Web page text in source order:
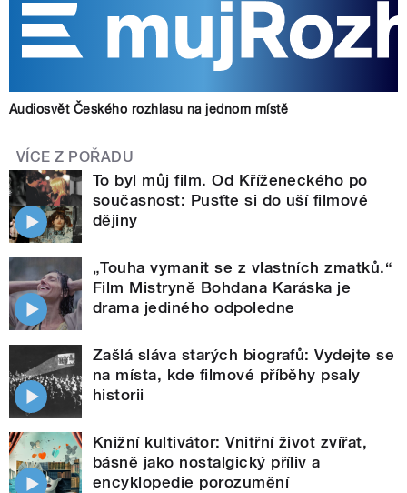
Audiosvět Českého rozhlasu na jednom místě
VÍCE Z POŘADU
To byl můj film. Od Kříženeckého po
současnost: Pusťte si do uší filmové
dějiny
„Touha vymanit se z vlastních zmatků.“
Film Mistryně Bohdana Karáska je
drama jediného odpoledne
Zašlá sláva starých biografů: Vydejte se
na místa, kde filmové příběhy psaly
historii
Knižní kultivátor: Vnitřní život zvířat,
básně jako nostalgický příliv a
encyklopedie porozumění